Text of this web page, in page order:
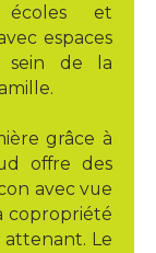
écoles et
espaces
sein de la
grâce à
offre des
avec vue
copropriété
Le